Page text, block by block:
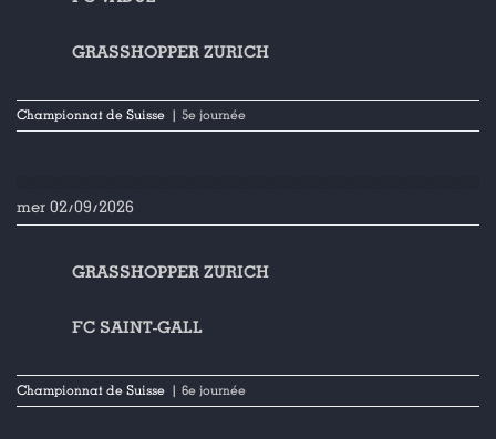
GRASSHOPPER ZURICH
Championnat de Suisse | 5e journée
mer 02/09/2026
GRASSHOPPER ZURICH
FC SAINT-GALL
Championnat de Suisse | 6e journée